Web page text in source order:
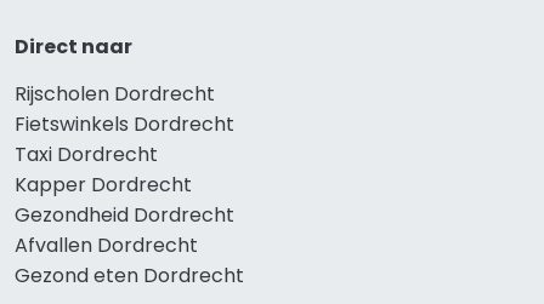
Direct naar
Rijscholen Dordrecht
Fietswinkels Dordrecht
Taxi Dordrecht
Kapper Dordrecht
Gezondheid Dordrecht
Afvallen Dordrecht
Gezond eten Dordrecht